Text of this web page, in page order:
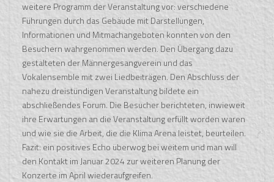
weitere Programm der Veranstaltung vor: verschiedene
Führungen durch das Gebäude mit Darstellungen,
Informationen und Mitmachangeboten konnten von den
Besuchern wahrgenommen werden. Den Übergang dazu
gestalteten der Männergesangverein und das
Vokalensemble mit zwei Liedbeiträgen. Den Abschluss der
nahezu dreistündigen Veranstaltung bildete ein
abschließendes Forum. Die Besucher berichteten, inwieweit
ihre Erwartungen an die Veranstaltung erfüllt worden waren
und wie sie die Arbeit, die die Klima Arena leistet, beurteilen.
Fazit: ein positives Echo überwog bei weitem und man will
den Kontakt im Januar 2024 zur weiteren Planung der
Konzerte im April wiederaufgreifen.